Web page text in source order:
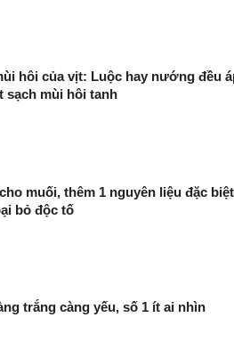
hôi của vịt: Luộc hay nướng đều
sạch mùi hôi tanh
muối, thêm 1 nguyên liệu đặc
bỏ độc tố
trắng càng yếu, số 1 ít ai nhìn